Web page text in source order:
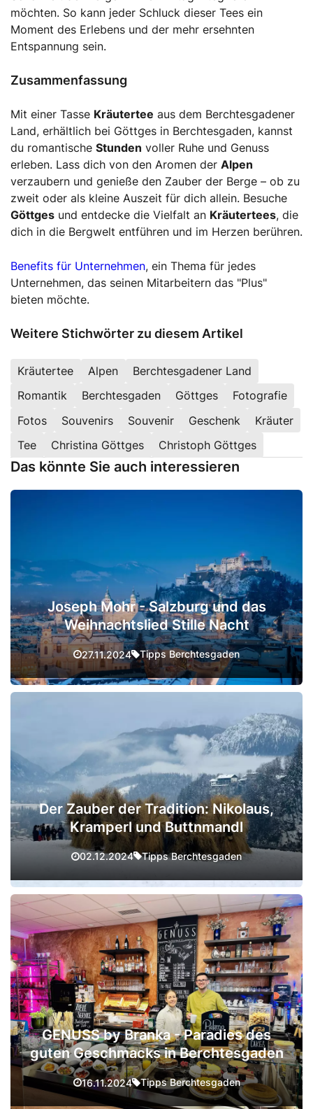
möchten. So kann jeder Schluck dieser Tees ein
Moment des Erlebens und der mehr ersehnten
Entspannung sein.
Zusammenfassung
Mit einer Tasse Kräutertee aus dem Berchtesgadener
Land, erhältlich bei Göttges in Berchtesgaden, kannst
du romantische Stunden voller Ruhe und Genuss
erleben. Lass dich von den Aromen der Alpen
verzaubern und genieße den Zauber der Berge – ob zu
zweit oder als kleine Auszeit für dich allein. Besuche
Göttges und entdecke die Vielfalt an Kräutertees, die
dich in die Bergwelt entführen und im Herzen berühren.
Benefits für Unternehmen, ein Thema für jedes
Unternehmen, das seinen Mitarbeitern das "Plus"
bieten möchte.
Weitere Stichwörter zu diesem Artikel
Kräutertee Alpen
Berchtesgadener Land
Romantik
Berchtesgaden Göttges
Fotografie
Fotos
Souvenirs Souvenir Geschenk
Kräuter
Tee
Christina Göttges Christoph Göttges
Das könnte Sie auch interessieren
Joseph Mohr - Salzburg und das
Weihnachtslied Stille Nacht
27.11.2024 Tipps Berchtesgaden
Der Zauber der Tradition: Nikolaus,
Kramperl und Buttnmandl
02.12.2024 Tipps Berchtesgaden
GENUSS by Branka - Paradies des
guten Geschmacks in Berchtesgaden
16.11.2024 Tipps Berchtesgaden